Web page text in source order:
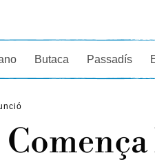
Butaca Passadís